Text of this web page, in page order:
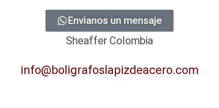
Envianos un mensaje
Sheaffer Colombia
info@boligrafoslapizdeacero.com